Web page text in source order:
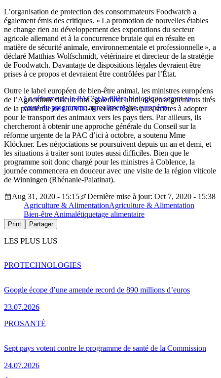
L’organisation de protection des consommateurs Foodwatch a
également émis des critiques. « La promotion de nouvelles étables
ne change rien au développement des exportations du secteur
agricole allemand et à la concurrence brutale qui en résulte en
matière de sécurité animale, environnementale et professionnelle », a
déclaré Matthias Wolfschmidt, vétérinaire et directeur de la stratégie
de Foodwatch. Davantage de dispositions légales devraient être
prises à ce propos et devraient être contrôlées par l’État.
La réforme de la PAC et la filière biologique seront au
cœur du programme agroalimentaire européen
Outre le label européen de bien-être animal, les ministres européens
de l’Agriculture discuteront également lundi des enseignements tirés
de la pandémie de COVID-19 et des règles plus strictes à adopter
pour le transport des animaux vers les pays tiers. Par ailleurs, ils
chercheront à obtenir une approche générale du Conseil sur la
réforme urgente de la PAC d’ici à octobre, a soutenu Mme
Klöckner. Les négociations se poursuivent depuis un an et demi, et
les situations à traiter sont toutes aussi difficiles. Bien que le
programme soit donc chargé pour les ministres à Coblence, la
journée commencera en douceur avec une visite de la région viticole
de Winningen (Rhénanie-Palatinat).
Aug 31, 2020 - 15:15
Dernière mise à jour: Oct 7, 2020 - 15:38
Agriculture & AlimentationAgriculture & Alimentation
Bien-être Animalétiquetage alimentaire
Print Partager
LES PLUS LUS
Google écope d’une amende record de 890 millions d’euros
23.07.2026
PROTECHNOLOGIES
Sept pays votent contre le programme de santé de la Commission
24.07.2026
PROSANTÉ